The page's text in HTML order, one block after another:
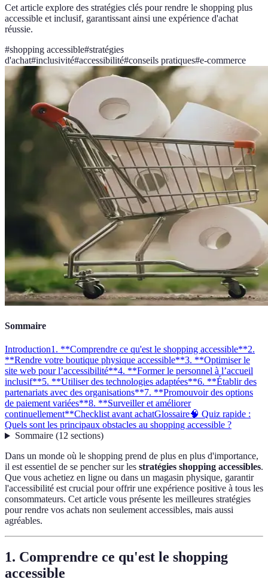
Cet article explore des stratégies clés pour rendre le shopping plus
accessible et inclusif, garantissant ainsi une expérience d'achat
réussie.
#shopping accessible#stratégies
d'achat#inclusivité#accessibilité#conseils pratiques#e-commerce
Sommaire
Introduction1. **Comprendre ce qu'est le shopping accessible**2.
**Rendre votre boutique physique accessible**3. **Optimiser le
site web pour l’accessibilité**4. **Former le personnel à l’accueil
inclusif**5. **Utiliser des technologies adaptées**6. **Établir des
partenariats avec des organisations**7. **Promouvoir des options
de paiement variées**8. **Surveiller et améliorer
continuellement**Checklist avant achatGlossaire🧠 Quiz rapide :
Quels sont les principaux obstacles au shopping accessible ?
Sommaire(12 sections)
Dans un monde où le shopping prend de plus en plus d'importance,
il est essentiel de se pencher sur les stratégies shopping accessibles.
Que vous achetiez en ligne ou dans un magasin physique, garantir
l'accessibilité est crucial pour offrir une expérience positive à tous les
consommateurs. Cet article vous présente les meilleures stratégies
pour rendre vos achats non seulement accessibles, mais aussi
agréables.
1. Comprendre ce qu'est le shopping
accessible